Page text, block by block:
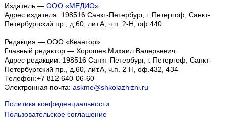
Издатель — ООО «МЕДИО»
Адрес издателя: 198516 Санкт-Петербург, г. Петергоф, Санкт-
Петербургский пр., д.60, лит.А, ч.п. 2-Н, оф.440
Редакция — ООО «Квантор»
Главный редактор — Хорошев Михаил Валерьевич
Адрес редакции: 198516 Санкт-Петербург, г. Петергоф, Санкт-
Петербургский пр., д.60, лит.А, ч.п. 2-Н, оф.432, 434
Телефон:+7 812 640-06-60
Электронная почта: askme@shkolazhizni.ru
Политика конфиденциальности
Пользовательское соглашение